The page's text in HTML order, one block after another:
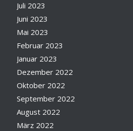
Juli 2023
Juni 2023
Mai 2023
Februar 2023
Januar 2023
Dezember 2022
Oktober 2022
September 2022
August 2022
März 2022